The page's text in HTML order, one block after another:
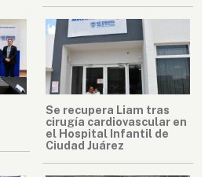
Se recupera Liam tras
cirugía cardiovascular en
el Hospital Infantil de
Ciudad Juárez